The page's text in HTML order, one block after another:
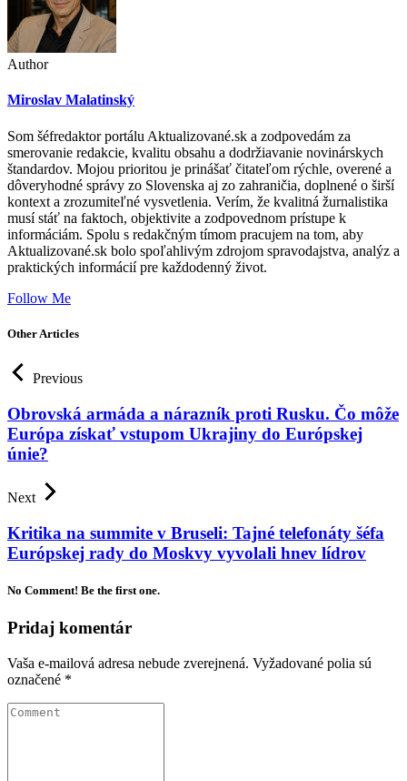
Author
Miroslav Malatinský
Som šéfredaktor portálu Aktualizované.sk a zodpovedám za
smerovanie redakcie, kvalitu obsahu a dodržiavanie novinárskych
štandardov. Mojou prioritou je prinášať čitateľom rýchle, overené a
dôveryhodné správy zo Slovenska aj zo zahraničia, doplnené o širší
kontext a zrozumiteľné vysvetlenia. Verím, že kvalitná žurnalistika
musí stáť na faktoch, objektivite a zodpovednom prístupe k
informáciám. Spolu s redakčným tímom pracujem na tom, aby
Aktualizované.sk bolo spoľahlivým zdrojom spravodajstva, analýz a
praktických informácií pre každodenný život.
Follow Me
Other Articles
Previous
Obrovská armáda a nárazník proti Rusku. Čo môže
Európa získať vstupom Ukrajiny do Európskej
únie?
Next
Kritika na summite v Bruseli: Tajné telefonáty šéfa
Európskej rady do Moskvy vyvolali hnev lídrov
No Comment! Be the first one.
Pridaj komentár
Vaša e-mailová adresa nebude zverejnená. Vyžadované polia sú
označené *